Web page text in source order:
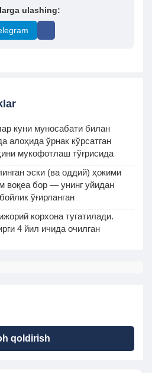
ulashing:
куни муносабати билан
алоҳида ўрнак кўрсатган
мукофотлаш тўғрисида
эски (ва оддий) ҳокими
воқеа бор — унинг уйидан
ўғирланган
корхона тугатилади.
4 йил ичида очилган
qoldirish